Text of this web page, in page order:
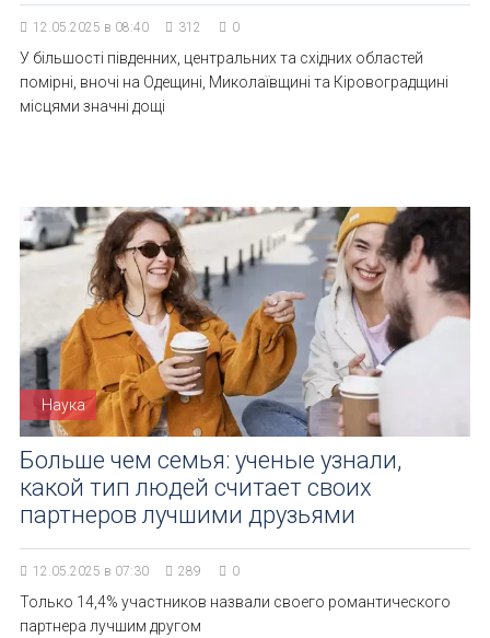
12.05.2025 в 08:40 312 0
У більшості південних, центральних та східних областей
помірні, вночі на Одещині, Миколаївщині та Кіровоградщині
місцями значні дощі
Наука
Больше чем семья: ученые узнали,
какой тип людей считает своих
партнеров лучшими друзьями
12.05.2025 в 07:30 289 0
Только 14,4% участников назвали своего романтического
партнера лучшим другом